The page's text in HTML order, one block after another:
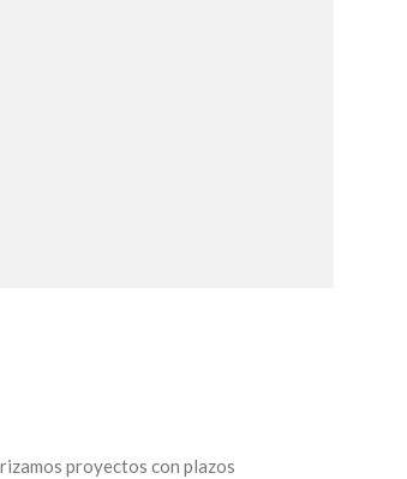
proyectos con plazos